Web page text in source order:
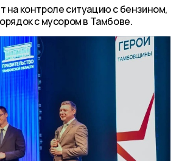
на контроле ситуацию с бензином,
с мусором в Тамбове.